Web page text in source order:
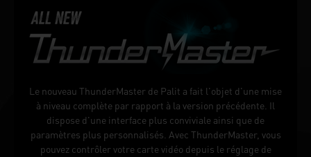
Le nouveau ThunderMaster de Palit a fait l'objet d'une mise
à niveau complète par rapport à la version précédente. Il
dispose d'une interface plus conviviale ainsi que de
paramètres plus personnalisés. Avec ThunderMaster, vous
pouvez contrôler votre carte vidéo depuis le réglage de